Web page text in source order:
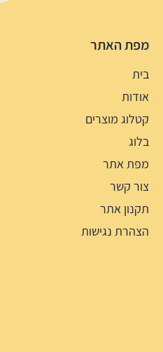
מפת האתר
בית
אודות
קטלוג מוצרים
בלוג
מפת אתר
צור קשר
תקנון אתר
הצהרת נגישות